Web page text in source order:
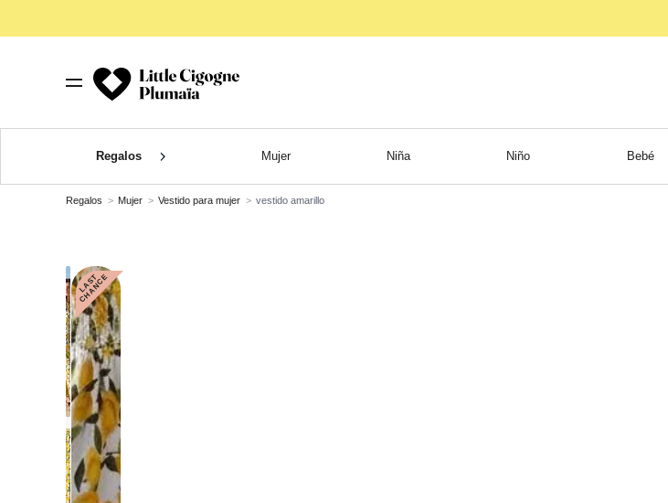
Regalos Mujer Niña Niño Bebé
Regalos Mujer Vestido para mujer vestido amarillo
L
A
S
T
C
H
A
N
C
E